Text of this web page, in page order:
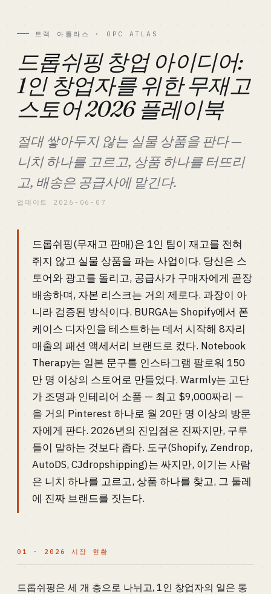
트랙 아틀라스 · OPC ATLAS
드롭쉬핑 창업 아이디어:
1인 창업자를 위한 무재고
스토어 2026 플레이북
절대 쌓아두지 않는 실물 상품을 판다 —
니치 하나를 고르고, 상품 하나를 터뜨리
고, 배송은 공급사에 맡긴다.
업데이트 2026-06-07
드롭쉬핑(무재고 판매)은 1인 팀이 재고를 전혀
쥐지 않고 실물 상품을 파는 사업이다. 당신은 스
토어와 광고를 돌리고, 공급사가 구매자에게 곧장
배송하며, 자본 리스크는 거의 제로다. 과장이 아
니라 검증된 방식이다. BURGA는 Shopify에서 폰
케이스 디자인을 테스트하는 데서 시작해 8자리
매출의 패션 액세서리 브랜드로 컸다. Notebook
Therapy는 일본 문구를 인스타그램 팔로워 150
만 명 이상의 스토어로 만들었다. Warmly는 고단
가 조명과 인테리어 소품 — 최고 $9,000짜리 —
을 거의 Pinterest 하나로 월 20만 명 이상의 방문
자에게 판다. 2026년의 진입점은 진짜지만, 구루
들이 말하는 것보다 좁다. 도구(Shopify, Zendrop,
AutoDS, CJdropshipping)는 싸지만, 이기는 사람
은 니치 하나를 고르고, 상품 하나를 찾고, 그 둘레
에 진짜 브랜드를 짓는다.
01 · 2026 시장 현황
드롭쉬핑은 세 개 층으로 나뉘고, 1인 창업자의 일은 통